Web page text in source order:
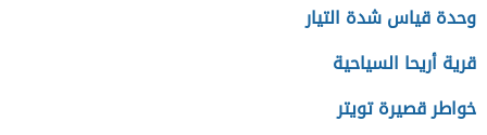
وحدة قياس شدة التيار
قرية أريحا السياحية
خواطر قصيرة تويتر